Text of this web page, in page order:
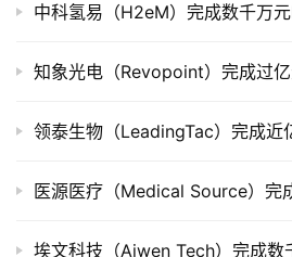
投
据
创
中科氢易（H2eM）完成数千万
知象光电（Revopoint）完成过
领泰生物（LeadingTac）完成近
医源医疗（Medical Source）完
埃文科技（Aiwen Tech）完成数